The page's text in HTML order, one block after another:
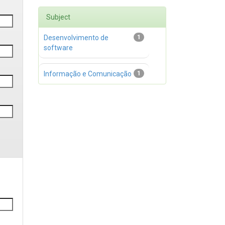
Subject
1
Desenvolvimento de
software
1
Informação e Comunicação